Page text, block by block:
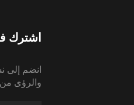
اشترك
انضم إلى
والرؤى